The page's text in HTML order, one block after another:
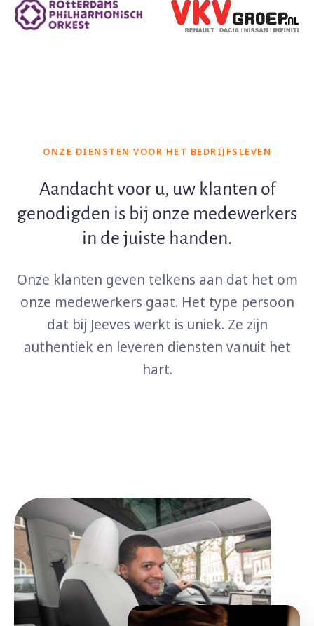
ONZE DIENSTEN VOOR HET BEDRIJFSLEVEN
Aandacht voor u, uw klanten of
genodigden is bij onze medewerkers
in de juiste handen.
Onze klanten geven telkens aan dat het om
onze medewerkers gaat. Het type persoon
dat bij Jeeves werkt is uniek. Ze zijn
authentiek en leveren diensten vanuit het
hart.